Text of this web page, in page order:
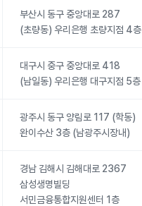
부산시 동구 중앙대로 287
(초량동) 우리은행 초량지점 4층
대구시 중구 중앙대로 418
(남일동) 우리은행 대구지점 5층
광주시 동구 양림로 117 (학동)
완이수산 3층 (남광주시장내)
경남 김해시 김해대로 2367
삼성생명빌딩
서민금융통합지원센터 1층